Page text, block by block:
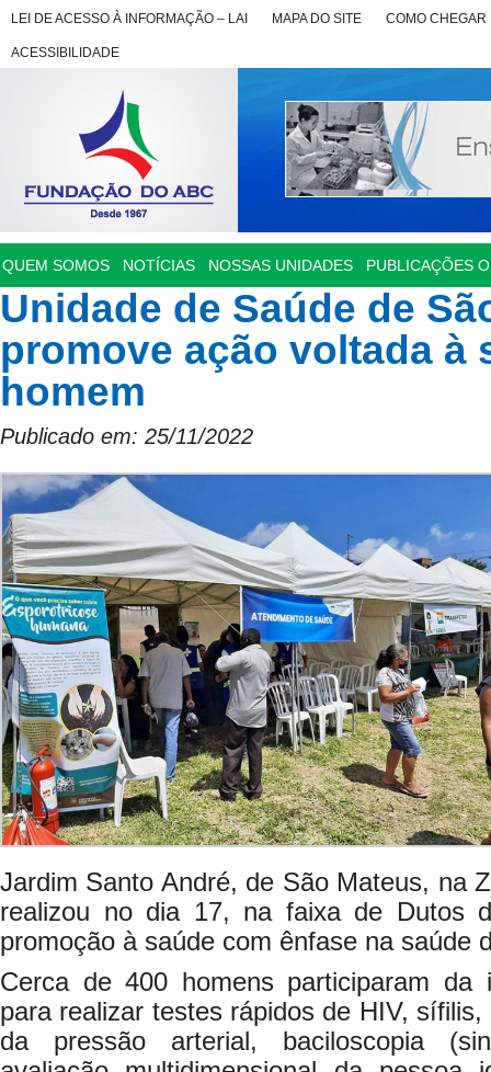
LEI DE ACESSO À INFORMAÇÃO – LAI MAPA DO SITE COMO CHEGAR
ACESSIBILIDADE
QUEM SOMOS NOTÍCIAS NOSSAS UNIDADES PUBLICAÇÕES
Unidade de Saúde de
promove ação voltada à
homem
Publicado em: 25/11/2022
Jardim Santo André, de São Mateus, na
realizou no dia 17, na faixa de Dutos
promoção à saúde com ênfase na saúde
Cerca de 400 homens participaram da
para realizar testes rápidos de HIV,
da pressão arterial, baciloscopia